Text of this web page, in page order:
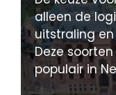
alleen de
uitstraling
Deze
populair in